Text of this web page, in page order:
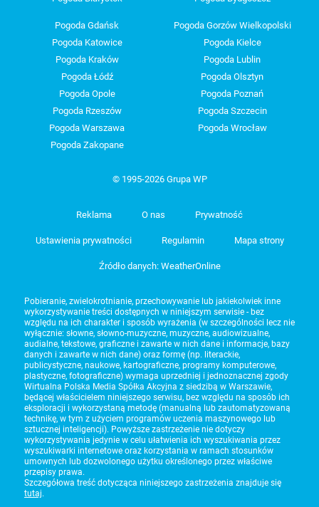
Pogoda Gdańsk
Pogoda Gorzów Wielkopolski
Pogoda Katowice
Pogoda Kielce
Pogoda Kraków
Pogoda Lublin
Pogoda Łódź
Pogoda Olsztyn
Pogoda Opole
Pogoda Poznań
Pogoda Rzeszów
Pogoda Szczecin
Pogoda Warszawa
Pogoda Wrocław
Pogoda Zakopane
© 1995-2026 Grupa WP
Reklama O nas Prywatność
Ustawienia prywatności Regulamin Mapa strony
Źródło danych: WeatherOnline
Pobieranie, zwielokrotnianie, przechowywanie lub jakiekolwiek inne
wykorzystywanie treści dostępnych w niniejszym serwisie - bez
względu na ich charakter i sposób wyrażenia (w szczególności lecz nie
wyłącznie: słowne, słowno-muzyczne, muzyczne, audiowizualne,
audialne, tekstowe, graficzne i zawarte w nich dane i informacje, bazy
danych i zawarte w nich dane) oraz formę (np. literackie,
publicystyczne, naukowe, kartograficzne, programy komputerowe,
plastyczne, fotograficzne) wymaga uprzedniej i jednoznacznej zgody
Wirtualna Polska Media Spółka Akcyjna z siedzibą w Warszawie,
będącej właścicielem niniejszego serwisu, bez względu na sposób ich
eksploracji i wykorzystaną metodę (manualną lub zautomatyzowaną
technikę, w tym z użyciem programów uczenia maszynowego lub
sztucznej inteligencji). Powyższe zastrzeżenie nie dotyczy
wykorzystywania jedynie w celu ułatwienia ich wyszukiwania przez
wyszukiwarki internetowe oraz korzystania w ramach stosunków
umownych lub dozwolonego użytku określonego przez właściwe
przepisy prawa.
Szczegółowa treść dotycząca niniejszego zastrzeżenia znajduje się
tutaj.